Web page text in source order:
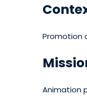
Promotion
Animation